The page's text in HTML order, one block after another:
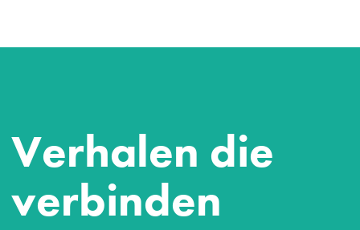
Verhalen die
verbinden